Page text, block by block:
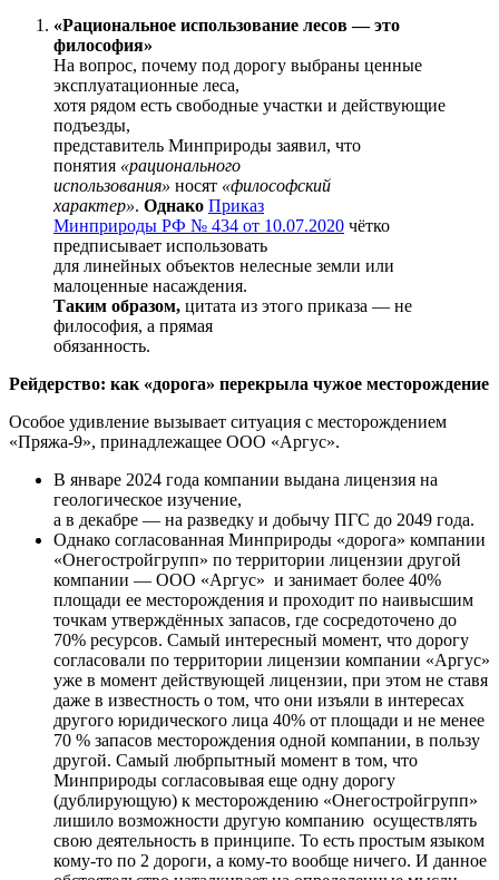
«Рациональное использование лесов — это
философия»
На вопрос, почему под дорогу выбраны ценные
эксплуатационные леса,
хотя рядом есть свободные участки и действующие
подъезды,
представитель Минприроды заявил, что
понятия «рационального
использования» носят «философский
характер». Однако Приказ
Минприроды РФ № 434 от 10.07.2020 чётко
предписывает использовать
для линейных объектов нелесные земли или
малоценные насаждения.
Таким образом, цитата из этого приказа — не
философия, а прямая
обязанность.
Рейдерство: как «дорога» перекрыла чужое месторождение
Особое удивление вызывает ситуация с месторождением
«Пряжа-9», принадлежащее ООО «Аргус».
В январе 2024 года компании выдана лицензия на
геологическое изучение,
а в декабре — на разведку и добычу ПГС до 2049 года.
Однако согласованная Минприроды «дорога» компании
«Онегостройгрупп» по территории лицензии другой
компании — ООО «Аргус» и занимает более 40%
площади ее месторождения и проходит по наивысшим
точкам утверждённых запасов, где сосредоточено до
70% ресурсов. Самый интересный момент, что дорогу
согласовали по территории лицензии компании «Аргус»
уже в момент действующей лицензии, при этом не ставя
даже в известность о том, что они изъяли в интересах
другого юридического лица 40% от площади и не менее
70 % запасов месторождения одной компании, в пользу
другой. Самый любрпытный момент в том, что
Минприроды согласовывая еще одну дорогу
(дублирующую) к месторождению «Онегостройгрупп»
лишило возможности другую компанию осуществлять
свою деятельность в принципе. То есть простым языком
кому-то по 2 дороги, а кому-то вообще ничего. И данное